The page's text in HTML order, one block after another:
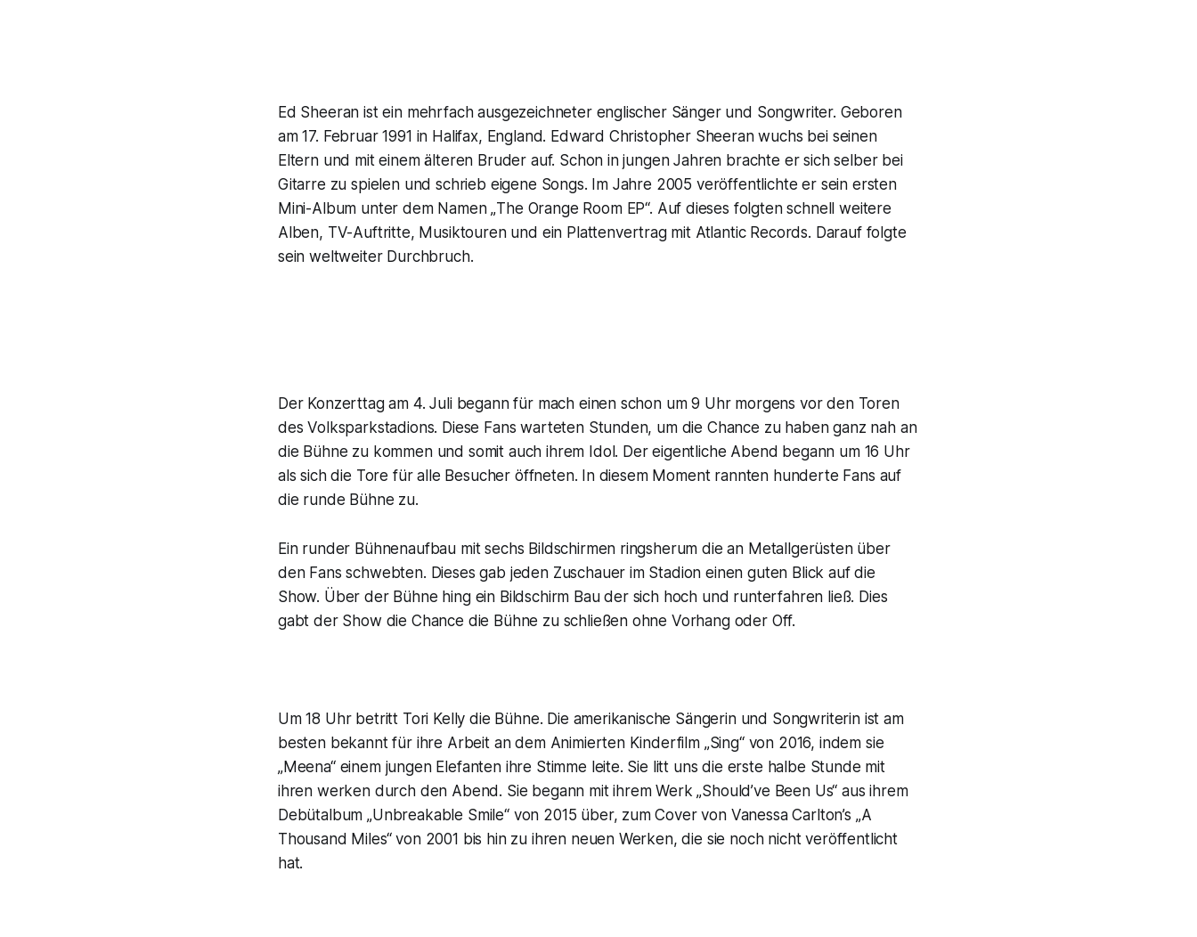
Ed Sheeran ist ein mehrfach ausgezeichneter englischer Sänger und Songwriter. Geboren
am 17. Februar 1991 in Halifax, England. Edward Christopher Sheeran wuchs bei seinen
Eltern und mit einem älteren Bruder auf. Schon in jungen Jahren brachte er sich selber bei
Gitarre zu spielen und schrieb eigene Songs. Im Jahre 2005 veröffentlichte er sein ersten
Mini-Album unter dem Namen „The Orange Room EP“. Auf dieses folgten schnell weitere
Alben, TV-Auftritte, Musiktouren und ein Plattenvertrag mit Atlantic Records. Darauf folgte
sein weltweiter Durchbruch.
Der Konzerttag am 4. Juli begann für mach einen schon um 9 Uhr morgens vor den Toren
des Volksparkstadions. Diese Fans warteten Stunden, um die Chance zu haben ganz nah an
die Bühne zu kommen und somit auch ihrem Idol. Der eigentliche Abend begann um 16 Uhr
als sich die Tore für alle Besucher öffneten. In diesem Moment rannten hunderte Fans auf
die runde Bühne zu.
Ein runder Bühnenaufbau mit sechs Bildschirmen ringsherum die an Metallgerüsten über
den Fans schwebten. Dieses gab jeden Zuschauer im Stadion einen guten Blick auf die
Show. Über der Bühne hing ein Bildschirm Bau der sich hoch und runterfahren ließ. Dies
gabt der Show die Chance die Bühne zu schließen ohne Vorhang oder Off.
Um 18 Uhr betritt Tori Kelly die Bühne. Die amerikanische Sängerin und Songwriterin ist am
besten bekannt für ihre Arbeit an dem Animierten Kinderfilm „Sing“ von 2016, indem sie
„Meena“ einem jungen Elefanten ihre Stimme leite. Sie litt uns die erste halbe Stunde mit
ihren werken durch den Abend. Sie begann mit ihrem Werk „Should’ve Been Us“ aus ihrem
Debütalbum „Unbreakable Smile“ von 2015 über, zum Cover von Vanessa Carlton’s „A
Thousand Miles“ von 2001 bis hin zu ihren neuen Werken, die sie noch nicht veröffentlicht
hat.